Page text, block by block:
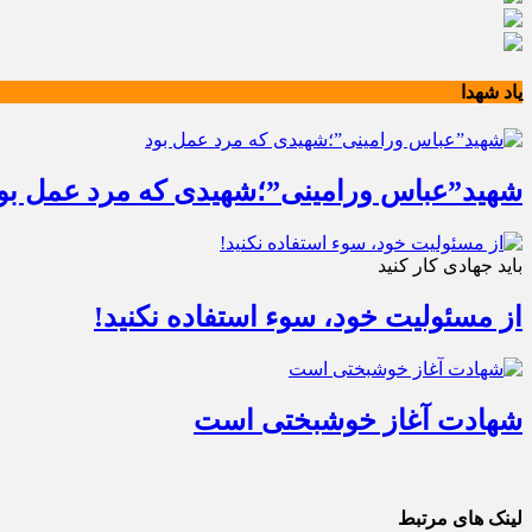
یاد شهدا
شهید”عباس ورامینی”؛شهیدی که مرد عمل
باید جهادی کار کنید
از مسئولیت خود، سوء استفاده نکنید!
شهادت آغاز خوشبختی است
لینک های مرتبط